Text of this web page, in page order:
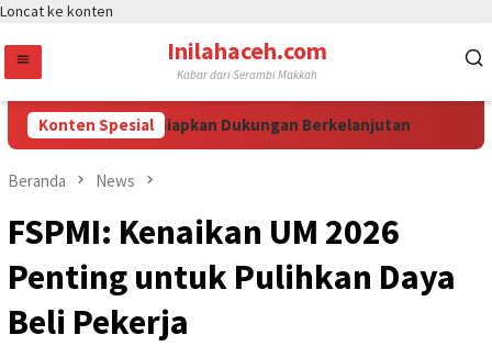
Loncat ke konten
Inilahaceh.com
Kabar dari Serambi Makkah
Konten Spesial
Puspayoga Siapkan Dukungan Berkelanjutan
Beranda News
FSPMI: Kenaikan UM 2026
Penting untuk Pulihkan Daya
Beli Pekerja